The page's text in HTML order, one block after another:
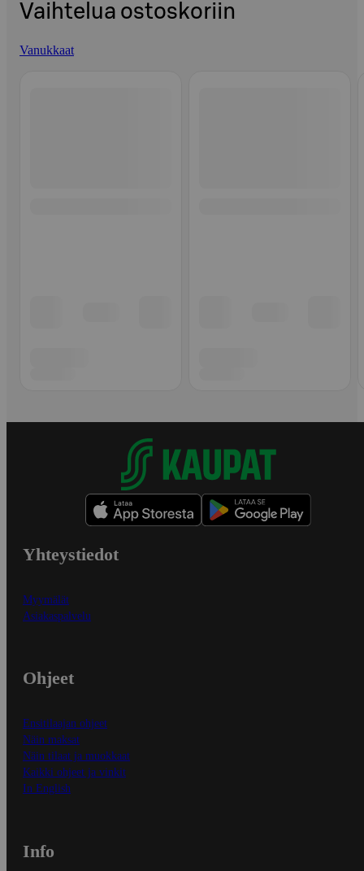
Vaihtelua ostoskoriin
Vanukkaat
Yhteystiedot
Myymälät
Asiakaspalvelu
Ohjeet
Ensitilaajan ohjeet
Näin maksat
Näin tilaat ja muokkaat
Kaikki ohjeet ja vinkit
In English
Info